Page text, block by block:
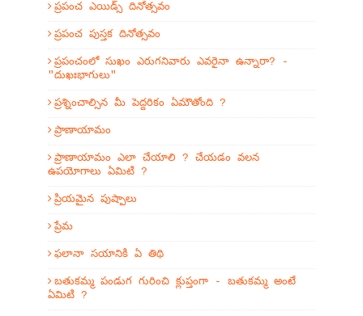
ప్రపంచ ఎయిడ్స్ దినోత్సవం
ప్రపంచ పుస్తక దినోత్సవం
ప్రపంచంలో సుఖం ఎరుగనివారు ఎవరైనా ఉన్నారా? -
"దుఖఃభాగులు"
ప్రశ్నించాల్సిన మీ పెద్దరికం ఏమౌతోంది ?
ప్రాణాయామం
ప్రాణాయామం ఎలా చేయాలి ? చేయడం వలన
ఉపయోగాలు ఏమిటి ?
ప్రియమైన పుష్పాలు
ప్రేమ
ఫలానా సయానికి ఏ తిథి
బతుకమ్మ పండుగ గురించి క్లుప్తంగా - బతుకమ్మ అంటే
ఏమిటి ?